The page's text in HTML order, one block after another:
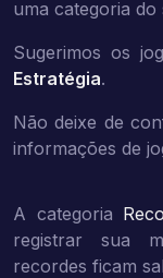
uma categoria do
Sugerimos os
Estratégia.
Não deixe de
informações de
A categoria
registrar sua
recordes ficam